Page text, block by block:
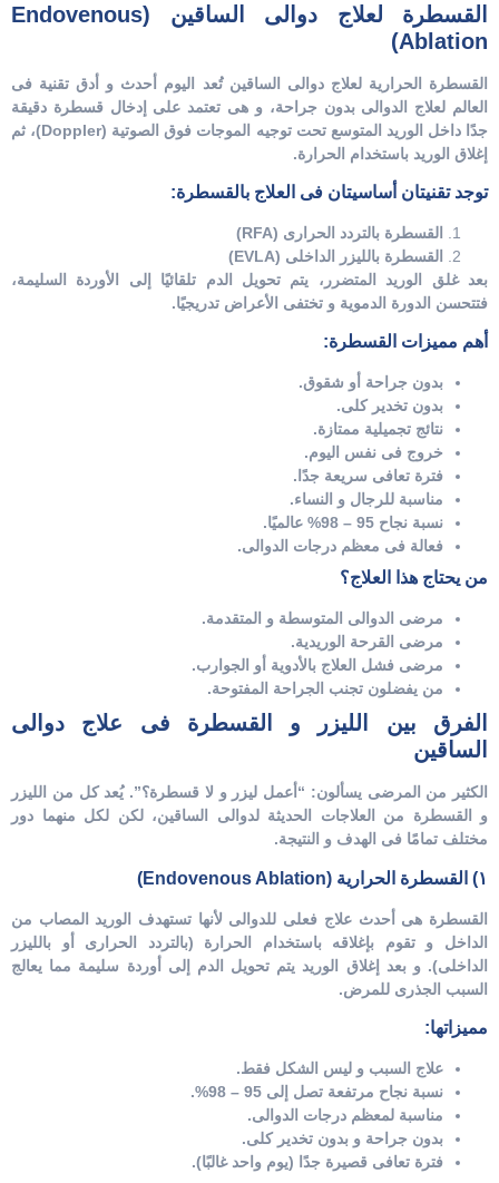
القسطرة لعلاج دوالى الساقين (Endovenous
Ablation)
القسطرة الحرارية لعلاج دوالى الساقين تُعد اليوم أحدث و أدق تقنية فى
العالم لعلاج الدوالى بدون جراحة، و هى تعتمد على إدخال قسطرة دقيقة
جدًا داخل الوريد المتوسع تحت توجيه الموجات فوق الصوتية (Doppler)، ثم
إغلاق الوريد باستخدام الحرارة.
توجد تقنيتان أساسيتان فى العلاج بالقسطرة:
القسطرة بالتردد الحرارى (RFA)
القسطرة بالليزر الداخلى (EVLA)
بعد غلق الوريد المتضرر، يتم تحويل الدم تلقائيًا إلى الأوردة السليمة،
فتتحسن الدورة الدموية و تختفى الأعراض تدريجيًا.
أهم مميزات القسطرة:
بدون جراحة أو شقوق.
بدون تخدير كلى.
نتائج تجميلية ممتازة.
خروج فى نفس اليوم.
فترة تعافى سريعة جدًا.
مناسبة للرجال و النساء.
نسبة نجاح 95 – 98% عالميًا.
فعالة فى معظم درجات الدوالى.
من يحتاج هذا العلاج؟
مرضى الدوالى المتوسطة و المتقدمة.
مرضى القرحة الوريدية.
مرضى فشل العلاج بالأدوية أو الجوارب.
من يفضلون تجنب الجراحة المفتوحة.
الفرق بين الليزر و القسطرة فى علاج دوالى
الساقين
الكثير من المرضى يسألون: “أعمل ليزر و لا قسطرة؟”.يُعد كل من الليزر
و القسطرة من العلاجات الحديثة لدوالى الساقين، لكن لكل منهما دور
مختلف تمامًا فى الهدف و النتيجة.
١) القسطرة الحرارية (Endovenous Ablation)
القسطرة هى أحدث علاج فعلى للدوالى لأنها تستهدف الوريد المصاب من
الداخل و تقوم بإغلاقه باستخدام الحرارة (بالتردد الحرارى أو بالليزر
الداخلى).و بعد إغلاق الوريد يتم تحويل الدم إلى أوردة سليمة مما يعالج
السبب الجذرى للمرض.
مميزاتها:
علاج السبب و ليس الشكل فقط.
نسبة نجاح مرتفعة تصل إلى 95 – 98%.
مناسبة لمعظم درجات الدوالى.
بدون جراحة و بدون تخدير كلى.
فترة تعافى قصيرة جدًا (يوم واحد غالبًا).